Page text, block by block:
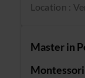
Location :
Master in